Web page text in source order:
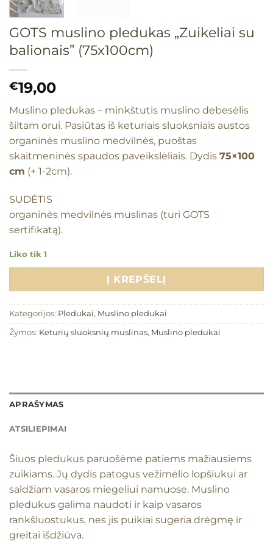
GOTS muslino pledukas „Zuikeliai su
balionais” (75x100cm)
€19,00
Muslino pledukas – minkštutis muslino debesėlis
šiltam orui. Pasiūtas iš keturiais sluoksniais austos
organinės muslino medvilnės, puoštas
skaitmeninės spaudos paveikslėliais. Dydis 75×100
cm (+ 1-2cm).
SUDĖTIS
organinės medvilnės muslinas (turi GOTS
sertifikatą).
Liko tik 1
Į KREPŠELĮ
Kategorijos: Pledukai, Muslino pledukai
Žymos: Keturių sluoksnių muslinas, Muslino pledukai
APRAŠYMAS
ATSILIEPIMAI
Šiuos pledukus paruošėme patiems mažiausiems
zuikiams. Jų dydis patogus vežimėlio lopšiukui ar
saldžiam vasaros miegeliui namuose. Muslino
pledukus galima naudoti ir kaip vasaros
rankšluostukus, nes jis puikiai sugeria drėgmę ir
greitai išdžiūva.